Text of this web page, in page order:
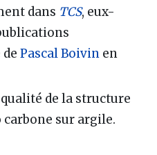
dans TCS, eux-
Pascal Boivin en
de la structure
sur argile.